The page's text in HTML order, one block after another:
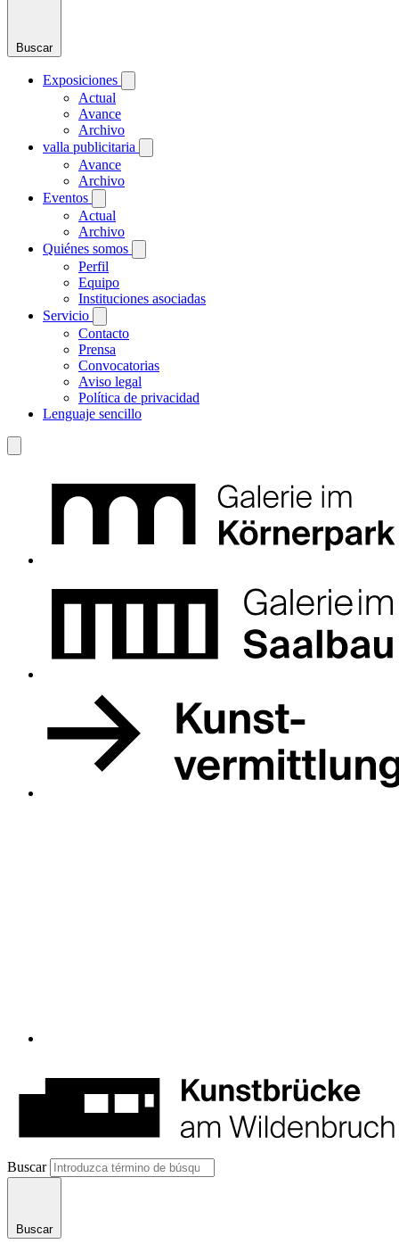
Buscar
Exposiciones
Actual
Avance
Archivo
valla publicitaria
Avance
Archivo
Eventos
Actual
Archivo
Quiénes somos
Perfil
Equipo
Instituciones asociadas
Servicio
Contacto
Prensa
Convocatorias
Aviso legal
Política de privacidad
Lenguaje sencillo
Buscar
Buscar